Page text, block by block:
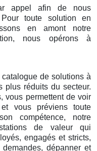
appel afin de nous
toute solution en
en amont notre
nous opérons à
de solutions à
plus réduits du secteur.
vous permettent de voir
vous préviens toute
compétence, notre
de valeur qui
engagés et stricts,
dépanner et